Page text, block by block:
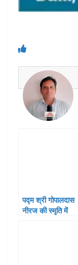
पद्म श्री गोपालदास
नीरज की स्मृति में